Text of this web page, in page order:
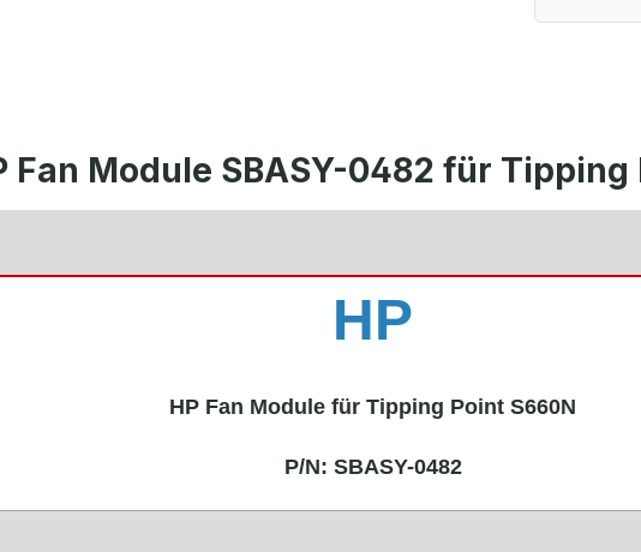
Module SBASY-0482 für Tipping
HP
HP Fan Module für Tipping Point S660N
P/N: SBASY-0482